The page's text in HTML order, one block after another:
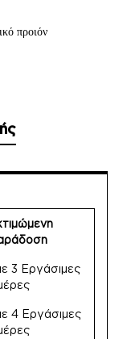
προιόν
3 Εργάσιμες
4 Εργάσιμες